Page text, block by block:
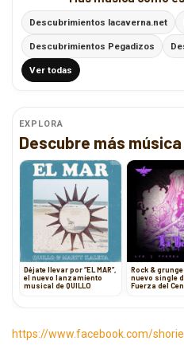
Descubrimientos lacaverna.net
Descubrimientos Pegadizos
Ver todas
EXPLORA
Descubre más música
Déjate llevar por “EL MAR”,
el nuevo lanzamiento
musical de QUILLO
Rock & grunge
nuevo single
Fuerza del
https://www.facebook.com/